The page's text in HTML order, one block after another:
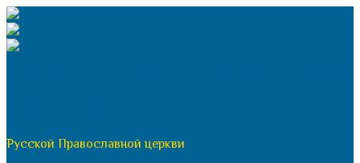
Перейти
к
содержимому
Русской Православной церкви